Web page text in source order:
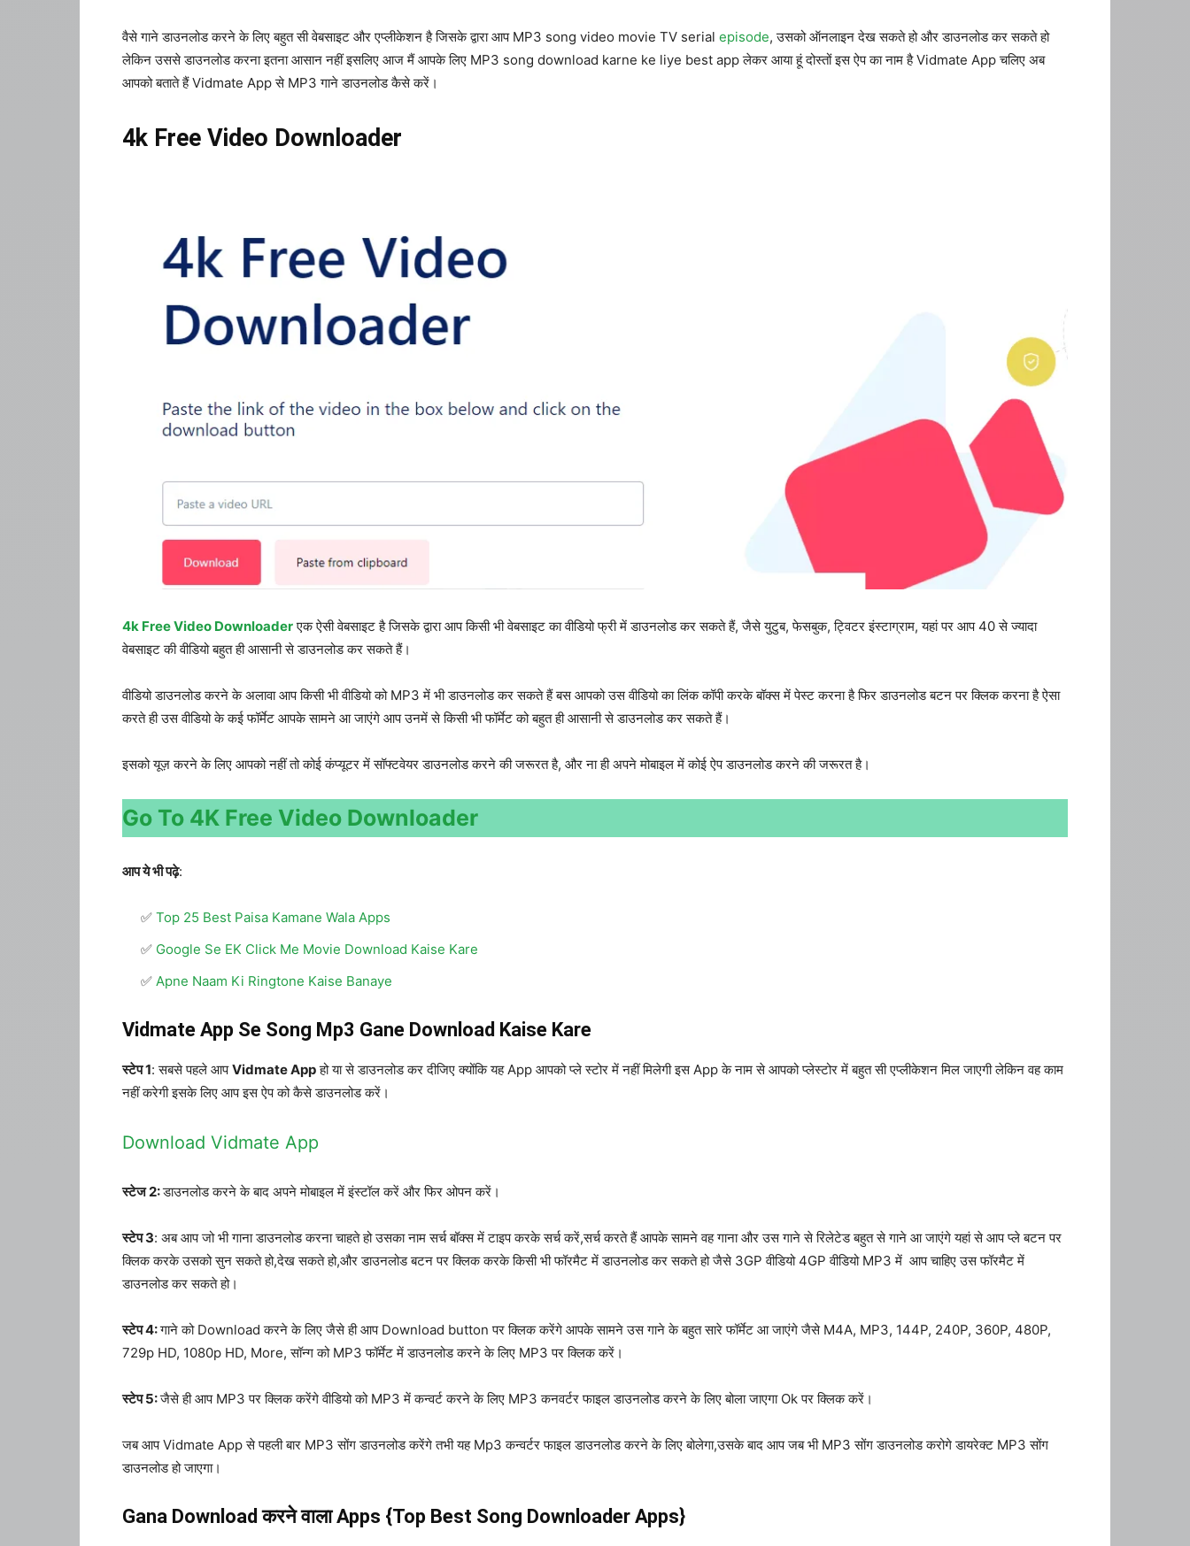
वैसे गाने डाउनलोड करने के लिए बहुत सी वेबसाइट और एप्लीकेशन है जिसके द्वारा आप MP3 song video movie TV serial episode, उसको ऑनलाइन देख सकते हो और डाउनलोड कर सकते हो
लेकिन उससे डाउनलोड करना इतना आसान नहीं इसलिए आज मैं आपके लिए MP3 song download karne ke liye best app लेकर आया हूं दोस्तों इस ऐप का नाम है Vidmate App चलिए अब
आपको बताते हैं Vidmate App से MP3 गाने डाउनलोड कैसे करें।
4k Free Video Downloader
4k Free Video Downloaderएक ऐसी वेबसाइट है जिसके द्वारा आप किसी भी वेबसाइट का वीडियो फ्री में डाउनलोड कर सकते हैं, जैसे युटुब, फेसबुक, ट्विटर इंस्टाग्राम, यहां पर आप 40 से ज्यादा
वेबसाइट की वीडियो बहुत ही आसानी से डाउनलोड कर सकते हैं।
वीडियो डाउनलोड करने के अलावा आप किसी भी वीडियो को MP3 में भी डाउनलोड कर सकते हैं बस आपको उस वीडियो का लिंक कॉपी करके बॉक्स में पेस्ट करना है फिर डाउनलोड बटन पर क्लिक करना है ऐसा
करते ही उस वीडियो के कई फॉर्मेट आपके सामने आ जाएंगे आप उनमें से किसी भी फॉर्मेट को बहुत ही आसानी से डाउनलोड कर सकते हैं।
इसको यूज़ करने के लिए आपको नहीं तो कोई कंप्यूटर में सॉफ्टवेयर डाउनलोड करने की जरूरत है, और ना ही अपने मोबाइल में कोई ऐप डाउनलोड करने की जरूरत है।
Go To 4K Free Video Downloader
आप ये भी पढ़े:
Top 25 Best Paisa Kamane Wala Apps
Google Se EK Click Me Movie Download Kaise Kare
Apne Naam Ki Ringtone Kaise Banaye
Vidmate App Se Song Mp3 Gane Download Kaise Kare
स्टेप 1: सबसे पहले आपVidmate Appहो या से डाउनलोड कर दीजिए क्योंकि यह App आपको प्ले स्टोर में नहीं मिलेगी इस App के नाम से आपको प्लेस्टोर में बहुत सी एप्लीकेशन मिल जाएगी लेकिन वह काम
नहीं करेगी इसके लिए आप इस ऐप को कैसे डाउनलोड करें।
Download Vidmate App
स्टेज 2:डाउनलोड करने के बाद अपने मोबाइल में इंस्टॉल करें और फिर ओपन करें।
स्टेप 3: अब आप जो भी गाना डाउनलोड करना चाहते हो उसका नाम सर्च बॉक्स में टाइप करके सर्च करें,सर्च करते हैं आपके सामने वह गाना और उस गाने से रिलेटेड बहुत से गाने आ जाएंगे यहां से आप प्ले बटन पर
क्लिक करके उसको सुन सकते हो,देख सकते हो,और डाउनलोड बटन पर क्लिक करके किसी भी फॉरमैट में डाउनलोड कर सकते हो जैसे 3GP वीडियो 4GP वीडियो MP3 में आप चाहिए उस फॉरमैट में
डाउनलोड कर सकते हो।
स्टेप 4:गाने को Download करने के लिए जैसे ही आप Download button पर क्लिक करेंगे आपके सामने उस गाने के बहुत सारे फॉर्मेट आ जाएंगे जैसे M4A, MP3, 144P, 240P, 360P, 480P,
729p HD, 1080p HD, More, सॉन्ग को MP3 फॉर्मेट में डाउनलोड करने के लिए MP3 पर क्लिक करें।
स्टेप 5:जैसे ही आप MP3 पर क्लिक करेंगे वीडियो को MP3 में कन्वर्ट करने के लिए MP3 कनवर्टर फाइल डाउनलोड करने के लिए बोला जाएगा Ok पर क्लिक करें।
जब आप Vidmate App से पहली बार MP3 सोंग डाउनलोड करेंगे तभी यह Mp3 कन्वर्टर फाइल डाउनलोड करने के लिए बोलेगा,उसके बाद आप जब भी MP3 सोंग डाउनलोड करोगे डायरेक्ट MP3 सोंग
डाउनलोड हो जाएगा।
Gana Download करने वाला Apps {Top Best Song Downloader Apps}